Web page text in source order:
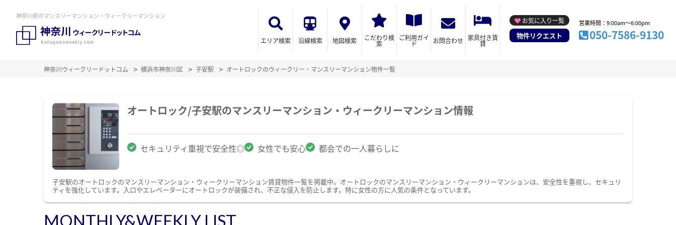
神奈川県のマンスリーマンション・ウィークリーマンション
エリア検索 沿線検索 地図検索 こだわり検
索
ご利用ガイ
ド お問合わせ 家具付き賃
貸
お気に入り一覧
物件リクエスト
営業時間：9:00am～6:00pm
050-7586-9130
神奈川ウィークリードットコム 横浜市神奈川区 子安駅 オートロックのウィークリー・マンスリーマンション物件一覧
オートロック/子安駅のマンスリーマンション・ウィークリーマンション情報
セキュリティ重視で安全性◎ 女性でも安心 都会での一人暮らしに
子安駅のオートロックのマンスリーマンション・ウィークリーマンション賃貸物件一覧を掲載中。オートロックのマンスリーマンション・ウィークリーマンションは、安全性を重視し、セキュリ
ティを強化しています。入口やエレベーターにオートロックが装備され、不正な侵入を防止します。特に女性の方に人気の条件となっています。
MONTHLY&WEEKLY LIST